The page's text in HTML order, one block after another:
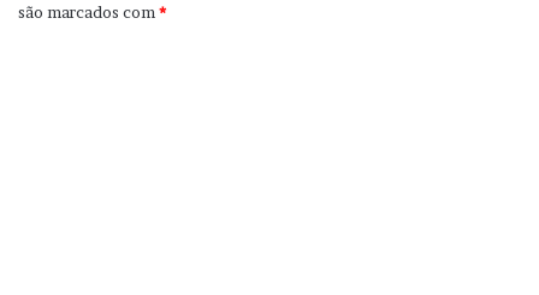
são marcados com *